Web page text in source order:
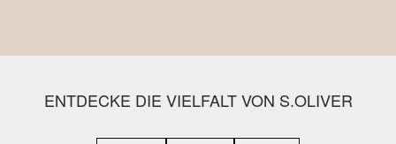
ENTDECKE DIE VIELFALT VON S.OLIVER